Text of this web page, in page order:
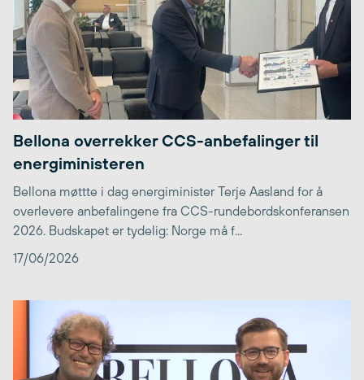
Bellona overrekker CCS-anbefalinger til
energiministeren
Bellona møttte i dag energiminister Terje Aasland for å
overlevere anbefalingene fra CCS-rundebordskonferansen
2026. Budskapet er tydelig: Norge må f...
17/06/2026